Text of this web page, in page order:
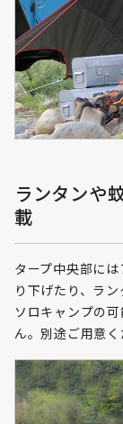
ランタンや
載
タープ中央部に
り下げたり、ラ
ソロキャンプの
ん。別途ご用意く